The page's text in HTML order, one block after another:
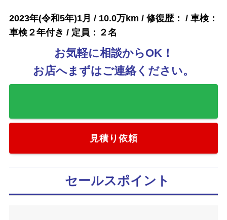
2023年(令和5年)1月 / 10.0万km / 修復歴： / 車検：
車検２年付き / 定員：２名
お気軽に相談からOK！
お店へまずはご連絡ください。
見積り依頼
セールスポイント